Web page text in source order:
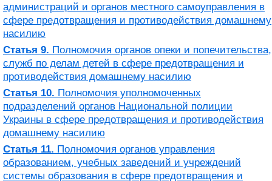
администраций и органов местного самоуправления в
сфере предотвращения и противодействия домашнему
насилию
Статья 9. Полномочия органов опеки и попечительства,
служб по делам детей в сфере предотвращения и
противодействия домашнему насилию
Статья 10. Полномочия уполномоченных
подразделений органов Национальной полиции
Украины в сфере предотвращения и противодействия
домашнему насилию
Статья 11. Полномочия органов управления
образованием, учебных заведений и учреждений
системы образования в сфере предотвращения и